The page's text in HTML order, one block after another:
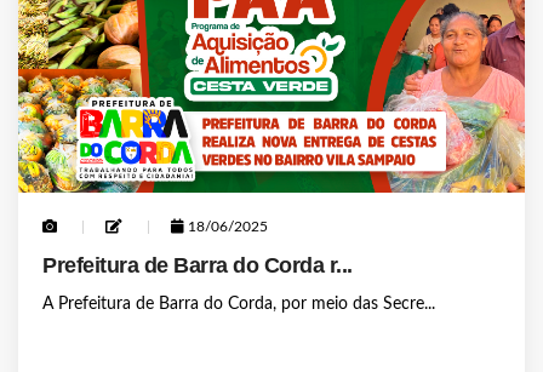
18/06/2025
Prefeitura de Barra do Corda r...
A Prefeitura de Barra do Corda, por meio das Secre...